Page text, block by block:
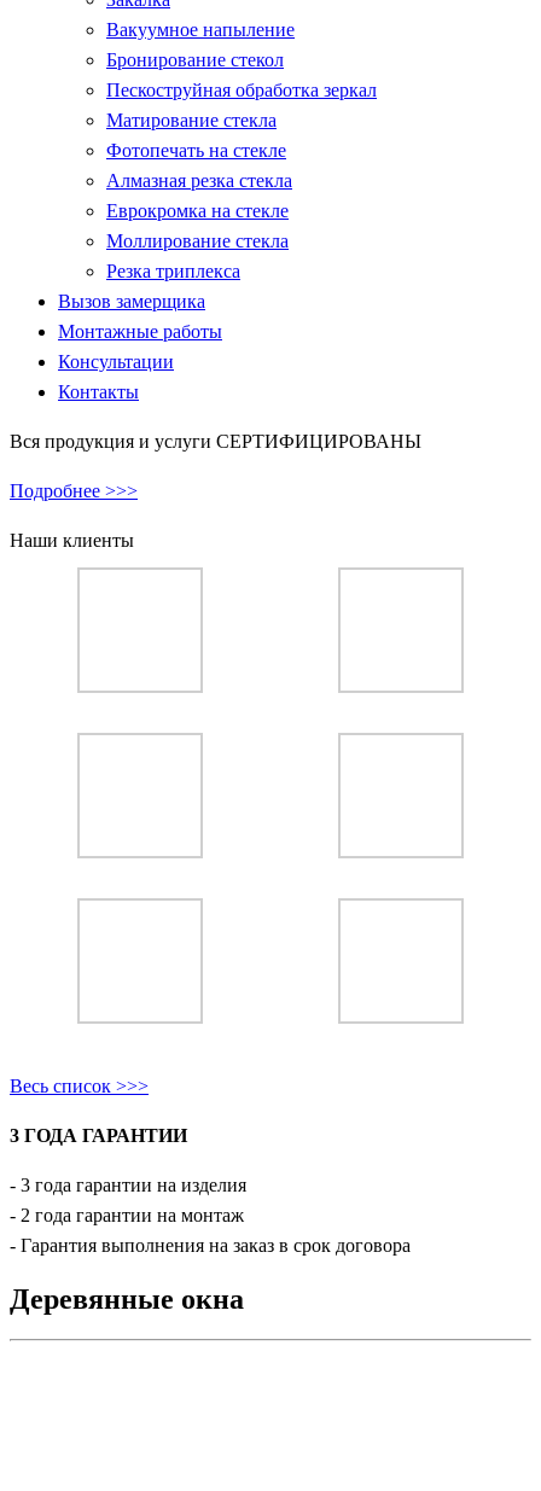
Вакуумное напыление
Бронирование стекол
Пескоструйная обработка зеркал
Матирование стекла
Фотопечать на стекле
Алмазная резка стекла
Еврокромка на стекле
Моллирование стекла
Резка триплекса
Вызов замерщика
Монтажные работы
Консультации
Контакты
Вся продукция и услуги СЕРТИФИЦИРОВАНЫ
Подробнее >>>
Наши клиенты
Весь список >>>
3 ГОДА ГАРАНТИИ
- 3 года гарантии на изделия
- 2 года гарантии на монтаж
- Гарантия выполнения на заказ в срок договора
Деревянные окна